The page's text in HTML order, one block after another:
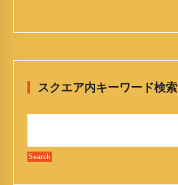
a
スクエア内キーワード検索